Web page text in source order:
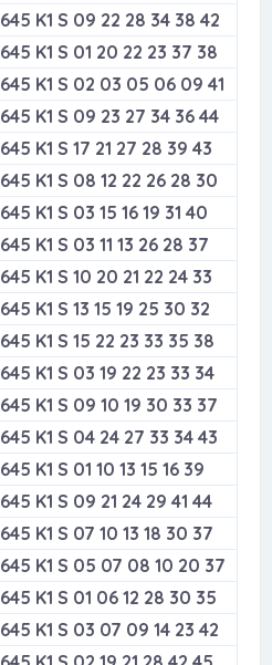
645 K1 S 09 22 28 34 38 42
645 K1 S 01 20 22 23 37 38
645 K1 S 02 03 05 06 09 41
645 K1 S 09 23 27 34 36 44
645 K1 S 17 21 27 28 39 43
645 K1 S 08 12 22 26 28 30
645 K1 S 03 15 16 19 31 40
645 K1 S 03 11 13 26 28 37
645 K1 S 10 20 21 22 24 33
645 K1 S 13 15 19 25 30 32
645 K1 S 15 22 23 33 35 38
645 K1 S 03 19 22 23 33 34
645 K1 S 09 10 19 30 33 37
645 K1 S 04 24 27 33 34 43
645 K1 S 01 10 13 15 16 39
645 K1 S 09 21 24 29 41 44
645 K1 S 07 10 13 18 30 37
645 K1 S 05 07 08 10 20 37
645 K1 S 01 06 12 28 30 35
645 K1 S 03 07 09 14 23 42